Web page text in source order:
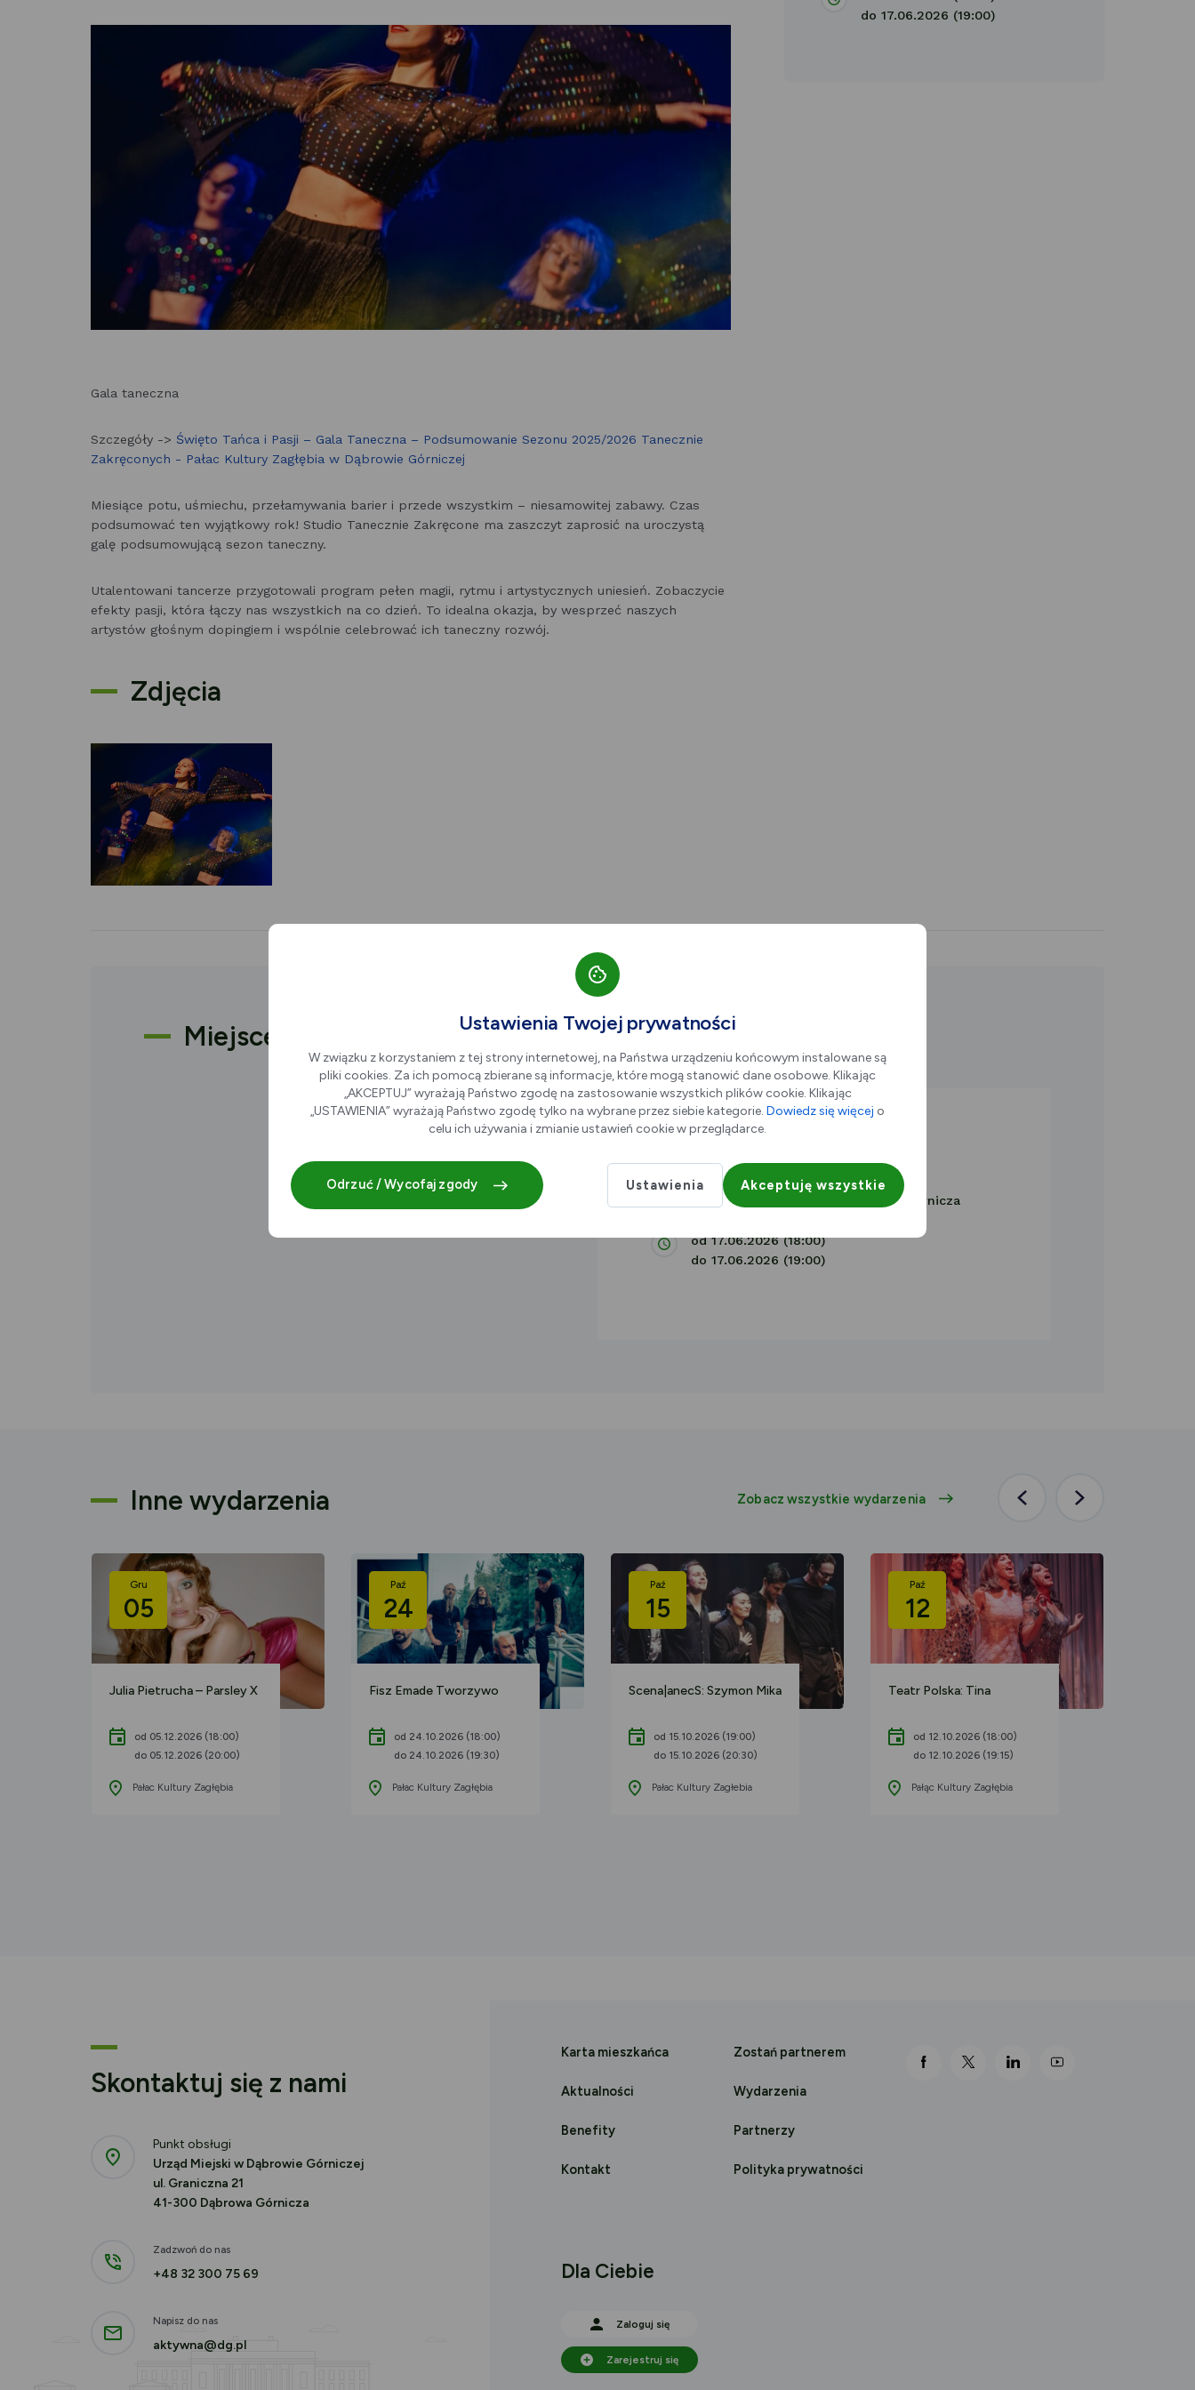
Gala taneczna
Szczegóły -> Święto Tańca i Pasji – Gala Taneczna – Podsumowanie Sezonu 2025/2026 Tanecznie
Zakręconych - Pałac Kultury Zagłębia w Dąbrowie Górniczej
Miesiące potu, uśmiechu, przełamywania barier i przede wszystkim – niesamowitej zabawy. Czas
podsumować ten wyjątkowy rok! Studio Tanecznie Zakręcone ma zaszczyt zaprosić na uroczystą
galę podsumowującą sezon taneczny.
Utalentowani tancerze przygotowali program pełen magii, rytmu i artystycznych uniesień. Zobaczycie
efekty pasji, która łączy nas wszystkich na co dzień. To idealna okazja, by wesprzeć naszych
artystów głośnym dopingiem i wspólnie celebrować ich taneczny rozwój.
do 17.06.2026 (19:00)
Zdjęcia
Miejsce
plac Wolności 1, 41-300 Dąbrowa Górnicza
od 17.06.2026 (18:00)
do 17.06.2026 (19:00)
Inne wydarzenia Zobacz wszystkie wydarzenia
Poprzednia
Następna
Gru
05
Julia Pietrucha – Parsley X
od 05.12.2026 (18:00)
do 05.12.2026 (20:00)
Pałac Kultury Zagłębia
Paź
24
Fisz Emade Tworzywo
od 24.10.2026 (18:00)
do 24.10.2026 (19:30)
Pałac Kultury Zagłębia
Paź
15
Scena|anecS: Szymon Mika
od 15.10.2026 (19:00)
do 15.10.2026 (20:30)
Pałac Kultury Zagłebia
Paź
12
Teatr Polska: Tina
od 12.10.2026 (18:00)
do 12.10.2026 (19:15)
Pałąc Kultury Zagłębia
Skontaktuj się z nami
Punkt obsługi
Urząd Miejski w Dąbrowie Górniczej
ul. Graniczna 21
41-300 Dąbrowa Górnicza
Zadzwoń do nas
+48 32 300 75 69
Napisz do nas
aktywna@dg.pl
Karta mieszkańca Zostań partnerem
Aktualności Wydarzenia
Benefity Partnerzy
Kontakt Polityka prywatności
link otwiera się nowej karcie
link otwiera się nowej karcie
link otwiera się nowej karcie
link otwiera się nowej
Dla Ciebie
Zaloguj się
Zarejestruj się
Ustawienia Twojej prywatności
W związku z korzystaniem z tej strony internetowej, na Państwa urządzeniu końcowym instalowane są
pliki cookies. Za ich pomocą zbierane są informacje, które mogą stanowić dane osobowe. Klikając
„AKCEPTUJ” wyrażają Państwo zgodę na zastosowanie wszystkich plików cookie. Klikając
„USTAWIENIA” wyrażają Państwo zgodę tylko na wybrane przez siebie kategorie. Dowiedz się więcej o
celu ich używania i zmianie ustawień cookie w przeglądarce.
Odrzuć / Wycofaj zgody Ustawienia Akceptuję wszystkie